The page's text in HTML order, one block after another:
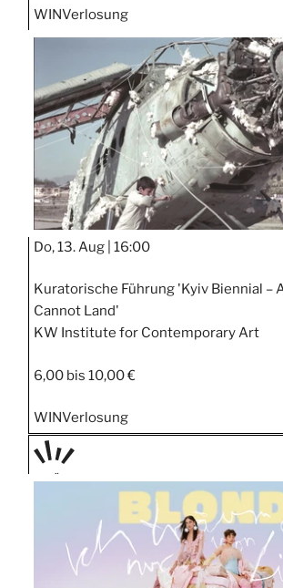
WINVerlosung
Do, 13. Aug | 16:00
Kuratorische Führung 'Kyiv Biennial –
Cannot Land'
KW Institute for Contemporary Art
6,00 bis 10,00 €
WINVerlosung
PRÄS